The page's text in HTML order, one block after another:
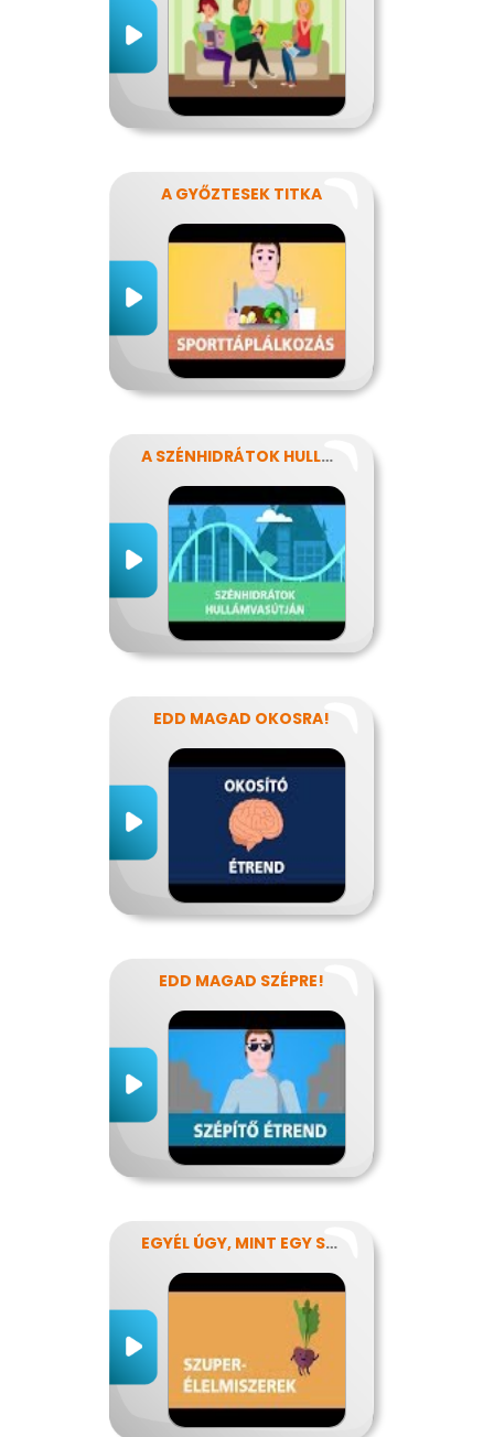
A GYŐZTESEK TITKA
A SZÉNHIDRÁTOK HULLÁMVASÚTJÁN
EDD MAGAD OKOSRA!
EDD MAGAD SZÉPRE!
EGYÉL ÚGY, MINT EGY SZUPERHŐS!